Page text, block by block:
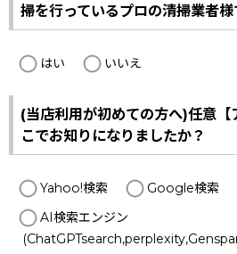
掃を行っているプロの清掃業者様
はい いいえ
(当店利用が初めての方へ)任意
こでお知りになりましたか？
Yahoo!検索 Google検索
AI検索エンジン